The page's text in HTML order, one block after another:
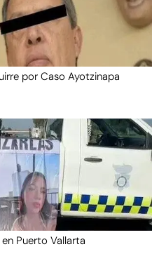
por Caso Ayotzinapa
Puerto Vallarta